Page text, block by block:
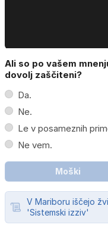
Ali so po vašem
dovolj zaščiteni?
Da.
Ne.
Le v posameznih
Ne vem.
Moški
V Mariboru iščejo
'Sistemski izziv'